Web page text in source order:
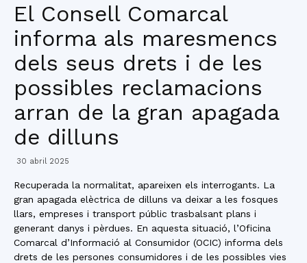
Comarcal
del
El Consell Comarcal
informa als maresmencs
dels seus drets i de les
possibles reclamacions
arran de la gran apagada
de dilluns
30 abril 2025
Recuperada la normalitat, apareixen els interrogants. La
gran apagada elèctrica de dilluns va deixar a les fosques
llars, empreses i transport públic trasbalsant plans i
generant danys i pèrdues. En aquesta situació, l’Oficina
Comarcal d’Informació al Consumidor (OCIC) informa dels
drets de les persones consumidores i de les possibles vies